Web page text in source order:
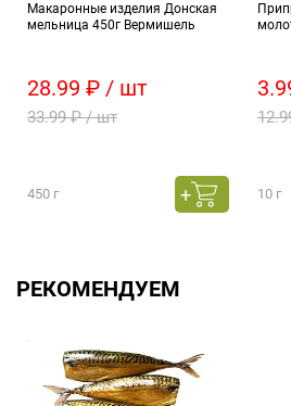
Макаронные изделия Донская
мельница 450г Вермишель
28.99 ₽ / шт
33.99 ₽ / шт
450 г 10 г
РЕКОМЕНДУЕМ